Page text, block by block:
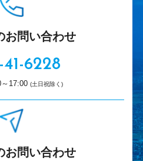
お問い合わせ
6228
17:00 (土日祝除く)
お問い合わせ